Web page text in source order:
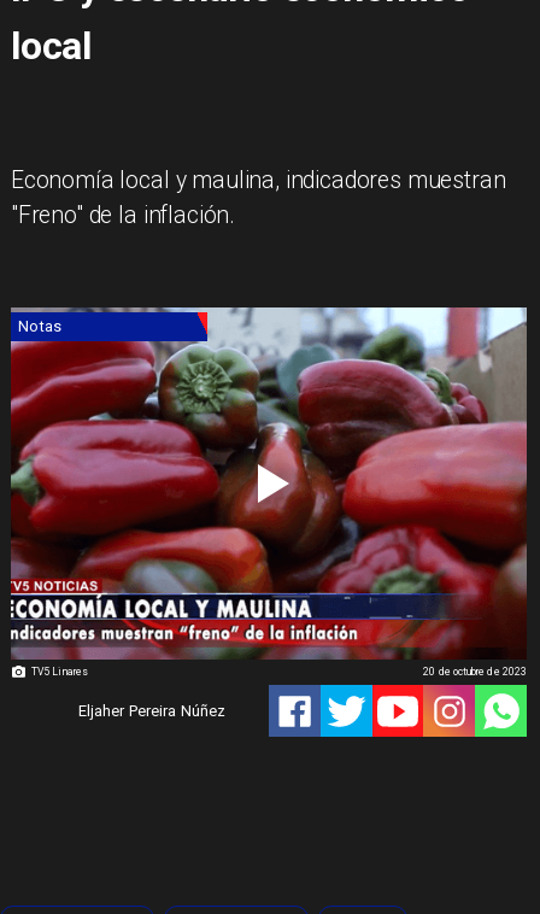
local
​Economía local y maulina, indicadores muestran
"Freno" de la inflación.
TV5 Linares
Notas
Eljaher Pereira Núñez
20 de octubre de 2023